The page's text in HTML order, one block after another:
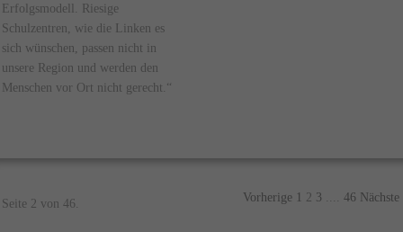
Erfolgsmodell. Riesige
Schulzentren, wie die Linken es
sich wünschen, passen nicht in
unsere Region und werden den
Menschen vor Ort nicht gerecht.“
Seite 2 von 46. Vorherige 1 2 3 46 Nächste